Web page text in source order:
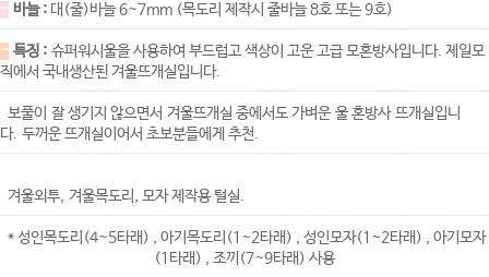
- 바늘 : 대(줄)바늘 6~7mm (목도리 제작시 줄바늘 8호 또는 9호)
- 특징 : 슈퍼워시울을 사용하여 부드럽고 색상이 고운 고급 모혼방사입니다. 제일모
직에서 국내생산된 겨울뜨개실입니다.
보풀이 잘 생기지 않으면서 겨울뜨개실 중에서도 가벼운 울 혼방사 뜨개실입니
다. 두꺼운 뜨개실이어서 초보분들에게 추천.
겨울외투, 겨울목도리, 모자 제작용 털실.
* 성인목도리(4~5타래) , 아기목도리(1~2타래) , 성인모자(1~2타래) , 아기모자
(1타래) , 조끼(7~9타래) 사용